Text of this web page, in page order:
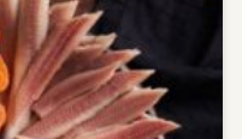
onze gerookte paling
onze rokerij pagina